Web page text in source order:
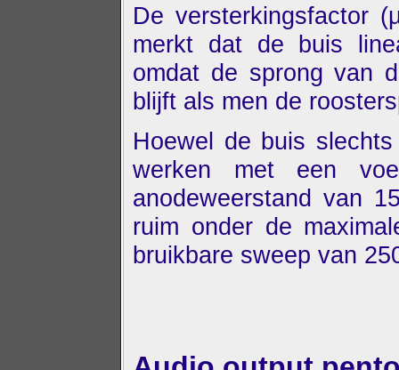
De versterkingsfactor
merkt dat de buis
omdat de sprong van
blijft als men de
Hoewel de buis
werken met een
anodeweerstand van
ruim onder de
bruikbare sweep van